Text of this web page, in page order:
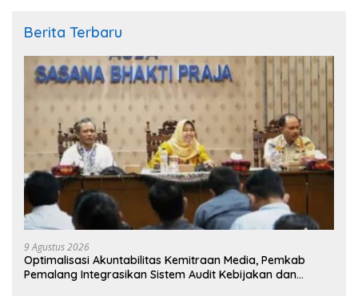
Berita Terbaru
9 Agustus 2026
​Optimalisasi Akuntabilitas Kemitraan Media, Pemkab
Pemalang Integrasikan Sistem Audit Kebijakan dan